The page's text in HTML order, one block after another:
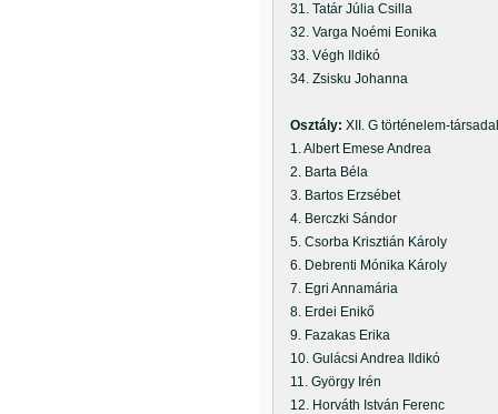
31. Tatár Júlia Csilla
32. Varga Noémi Eonika
33. Végh Ildikó
34. Zsisku Johanna
Osztály: XII. G történelem-
1. Albert Emese Andrea
2. Barta Béla
3. Bartos Erzsébet
4. Berczki Sándor
5. Csorba Krisztián Károly
6. Debrenti Mónika Károly
7. Egri Annamária
8. Erdei Enikő
9. Fazakas Erika
10. Gulácsi Andrea Ildikó
11. György Irén
12. Horváth István Ferenc